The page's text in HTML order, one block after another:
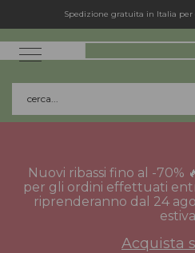
Spedizione gratuita in Italia
cerca...
Nuovi ribassi fino al -70%
per gli ordini effettuati
riprenderanno dal 24
Acquista